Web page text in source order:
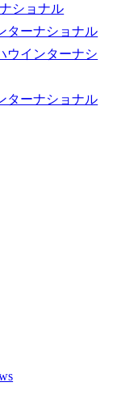
ショナル
ーナショナル
ウインターナシ
ターナショナル